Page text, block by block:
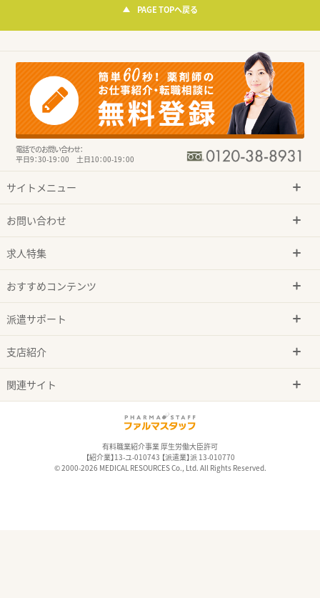
PAGE TOPへ戻る
電話でのお問い合わせ：
平日9：30-19：00 土日10：00-19：00
サイトメニュー
お問い合わせ
求人特集
おすすめコンテンツ
派遣サポート
支店紹介
関連サイト
有料職業紹介事業 厚生労働大臣許可
【紹介業】13-ユ-010743 【派遣業】派 13-010770
© 2000-2026 MEDICAL RESOURCES Co., Ltd. All Rights Reserved.